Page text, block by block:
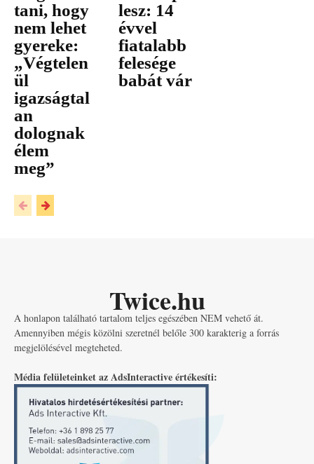
tani, hogy
nem lehet
gyereke:
„Végtelen
ül
igazságtal
an
dolognak
élem
meg”
lesz: 14
évvel
fiatalabb
felesége
babát vár
Twice.hu
A honlapon található tartalom teljes egészében NEM vehető át.
Amennyiben mégis közölni szeretnél belőle 300 karakterig a forrás
megjelölésével megteheted.
Média felületeinket az AdsInteractive értékesíti: